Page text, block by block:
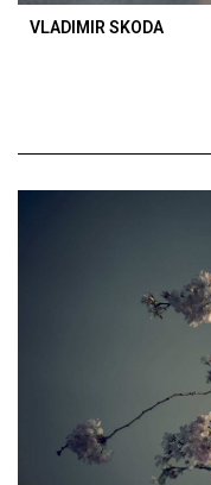
VLADIMIR SKODA